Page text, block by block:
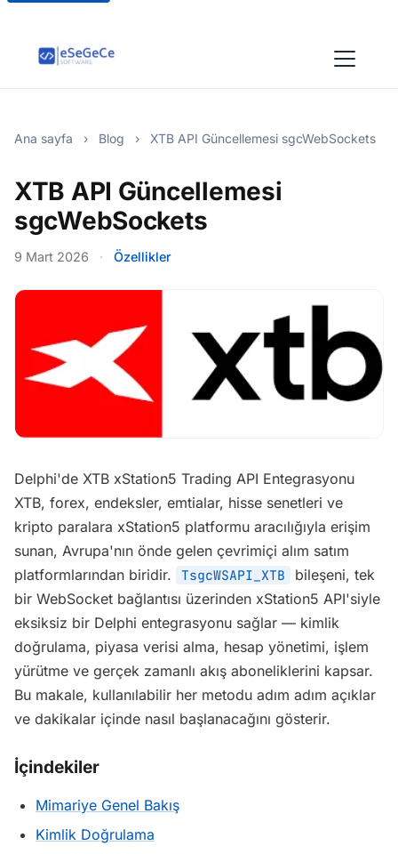
Ana sayfa › Blog › XTB API Güncellemesi sgcWebSockets
XTB API Güncellemesi
sgcWebSockets
9 Mart 2026 · Özellikler
Delphi'de XTB xStation5 Trading API Entegrasyonu
XTB, forex, endeksler, emtialar, hisse senetleri ve
kripto paralara xStation5 platformu aracılığıyla erişim
sunan, Avrupa'nın önde gelen çevrimiçi alım satım
platformlarından biridir.
TsgcWSAPI_XTB
bileşeni, tek
bir WebSocket bağlantısı üzerinden xStation5 API'siyle
eksiksiz bir Delphi entegrasyonu sağlar — kimlik
doğrulama, piyasa verisi alma, hesap yönetimi, işlem
yürütme ve gerçek zamanlı akış aboneliklerini kapsar.
Bu makale, kullanılabilir her metodu adım adım açıklar
ve dakikalar içinde nasıl başlanacağını gösterir.
İçindekiler
Mimariye Genel Bakış
Kimlik Doğrulama